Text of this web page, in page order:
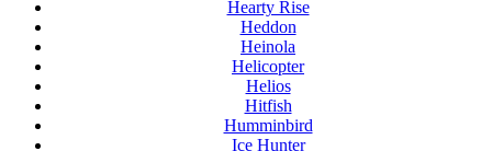
Hearty Rise
Heddon
Heinola
Helicopter
Helios
Hitfish
Humminbird
Ice Hunter